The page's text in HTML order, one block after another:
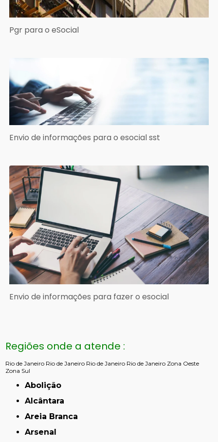
Pgr para o eSocial
Envio de informações para o esocial sst
Envio de informações para fazer o esocial
Regiões onde a atende :
Rio de Janeiro Rio de Janeiro Rio de Janeiro Rio de Janeiro Zona Oeste
Zona Sul
Abolição
Alcântara
Areia Branca
Arsenal